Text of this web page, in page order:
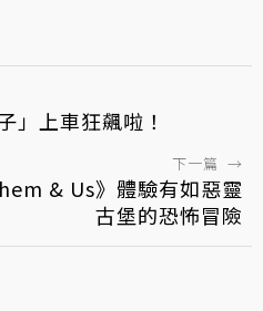
」上車狂飆啦！
下一篇 →
& Us》體驗有如惡靈
古堡的恐怖冒險